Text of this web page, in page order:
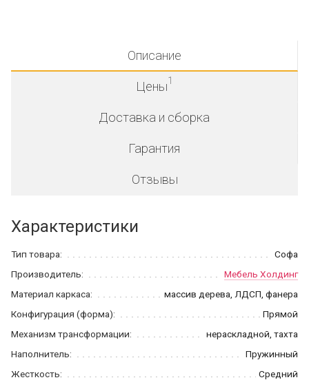
Описание
Цены1
Доставка и сборка
Гарантия
Отзывы
Характеристики
Тип товара:
Софа
Производитель:
Мебель Холдинг
Материал каркаса:
массив дерева, ЛДСП, фанера
Конфигурация (форма):
Прямой
Механизм трансформации:
нераскладной, тахта
Наполнитель:
Пружинный
Жесткость:
Средний